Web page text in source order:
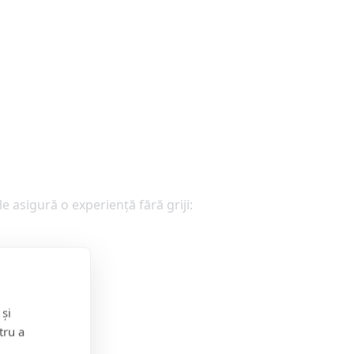
a
asigură o experiență fără griji: